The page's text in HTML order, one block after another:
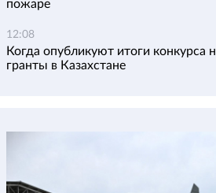
пожаре
12:08
Когда опубликуют итоги конкурса
гранты в Казахстане